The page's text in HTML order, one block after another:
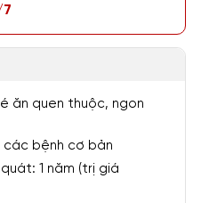
7
ăn quen thuộc, ngon
các bệnh cơ bản
1 năm (trị giá